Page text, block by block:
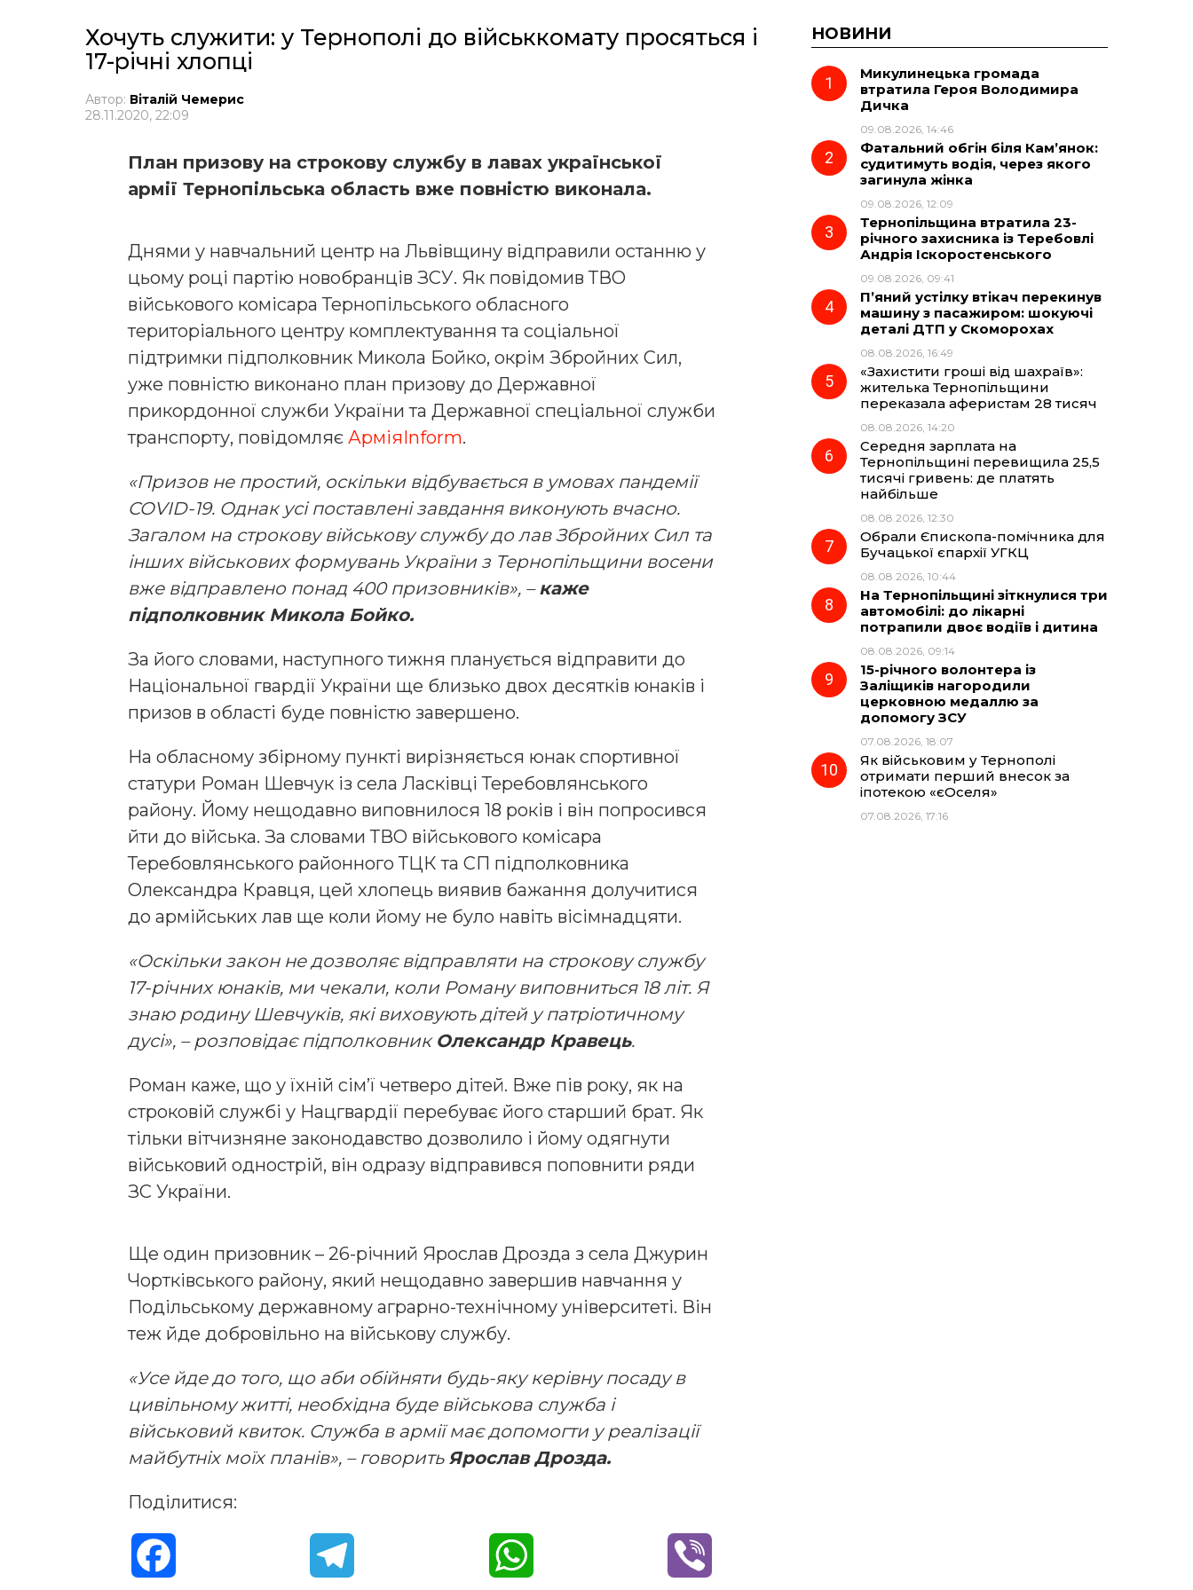
Хочуть служити: у Тернополі до військкомату просяться і
17-річні хлопці
Автор: Віталій Чемерис
28.11.2020, 22:09
План призову на строкову службу в лавах української
армії Тернопільська область вже повністю виконала.
Днями у навчальний центр на Львівщину відправили останню у
цьому році партію новобранців ЗСУ. Як повідомив ТВО
військового комісара Тернопільського обласного
територіального центру комплектування та соціальної
підтримки підполковник Микола Бойко, окрім Збройних Сил,
уже повністю виконано план призову до Державної
прикордонної служби України та Державної спеціальної служби
транспорту, повідомляє АрміяInform.
«Призов не простий, оскільки відбувається в умовах пандемії
COVID-19. Однак усі поставлені завдання виконують вчасно.
Загалом на строкову військову службу до лав Збройних Сил та
інших військових формувань України з Тернопільщини восени
вже відправлено понад 400 призовників», –каже
підполковник Микола Бойко.
За його словами, наступного тижня планується відправити до
Національної гвардії України ще близько двох десятків юнаків і
призов в області буде повністю завершено.
На обласному збірному пункті вирізняється юнак спортивної
статури Роман Шевчук із села Ласківці Теребовлянського
району. Йому нещодавно виповнилося 18 років і він попросився
йти до війська. За словами ТВО військового комісара
Теребовлянського районного ТЦК та СП підполковника
Олександра Кравця, цей хлопець виявив бажання долучитися
до армійських лав ще коли йому не було навіть вісімнадцяти.
«Оскільки закон не дозволяє відправляти на строкову службу
17-річних юнаків, ми чекали, коли Роману виповниться 18 літ. Я
знаю родину Шевчуків, які виховують дітей у патріотичному
дусі», – розповідає підполковник Олександр Кравець.
Роман каже, що у їхній сім’ї четверо дітей. Вже пів року, як на
строковій службі у Нацгвардії перебуває його старший брат. Як
тільки вітчизняне законодавство дозволило і йому одягнути
військовий однострій, він одразу відправився поповнити ряди
ЗС України.
Ще один призовник – 26-річний Ярослав Дрозда з села Джурин
Чортківського району, який нещодавно завершив навчання у
Подільському державному аграрно-технічному університеті. Він
теж йде добровільно на військову службу.
«Усе йде до того, що аби обійняти будь-яку керівну посаду в
цивільному житті, необхідна буде військова служба і
військовий квиток. Служба в армії має допомогти у реалізації
майбутніх моїх планів», – говорить Ярослав Дрозда.
Поділитися:
НОВИНИ
Микулинецька громада
втратила Героя Володимира
Дичка
09.08.2026, 14:46
Фатальний обгін біля Кам’янок:
судитимуть водія, через якого
загинула жінка
09.08.2026, 12:09
Тернопільщина втратила 23-
річного захисника із Теребовлі
Андрія Іскоростенського
09.08.2026, 09:41
П’яний устілку втікач перекинув
машину з пасажиром: шокуючі
деталі ДТП у Скоморохах
08.08.2026, 16:49
«Захистити гроші від шахраїв»:
жителька Тернопільщини
переказала аферистам 28 тисяч
08.08.2026, 14:20
Середня зарплата на
Тернопільщині перевищила 25,5
тисячі гривень: де платять
найбільше
08.08.2026, 12:30
Обрали Єпископа-помічника для
Бучацької єпархії УГКЦ
08.08.2026, 10:44
На Тернопільщині зіткнулися три
автомобілі: до лікарні
потрапили двоє водіїв і дитина
08.08.2026, 09:14
15-річного волонтера із
Заліщиків нагородили
церковною медаллю за
допомогу ЗСУ
07.08.2026, 18:07
Як військовим у Тернополі
отримати перший внесок за
іпотекою «єОселя»
07.08.2026, 17:16